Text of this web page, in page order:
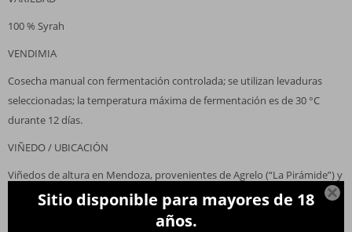

Sitio disponible para mayores de 18
años.
100 % Syrah
VENDIMIA
Cosecha manual con fermentación controlada; se utilizan levaduras
seleccionadas; la temperatura máxima de fermentación es de 30 °C
durante 12 días.
VIÑEDO / UBICACIÓN
Viñedos de altura en Mendoza, provenientes de Agrelo (“La Pirámide”) y
Paraje Altamira.